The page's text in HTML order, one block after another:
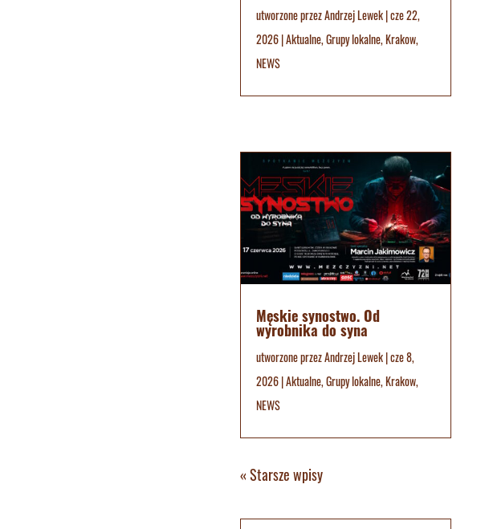
utworzone przezAndrzej Lewek|cze 22,
2026|Aktualne,Grupy lokalne,Krakow,
NEWS
Męskie synostwo. Od
wyrobnika do syna
utworzone przezAndrzej Lewek|cze 8,
2026|Aktualne,Grupy lokalne,Krakow,
NEWS
« Starsze wpisy